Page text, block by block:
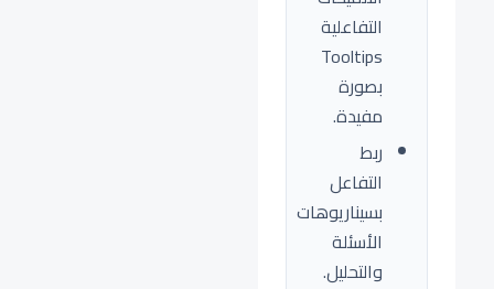
التفاعلية
Tooltips
بصورة
مفيدة.
ربط
التفاعل
بسيناريوهات
الأسئلة
والتحليل.